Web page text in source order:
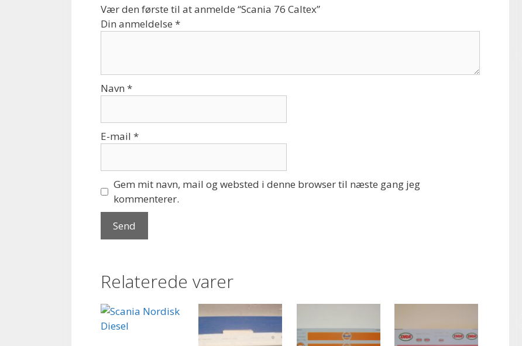
Vær den første til at anmelde “Scania 76 Caltex”
Din anmeldelse *
Navn *
E-mail *
Gem mit navn, mail og websted i denne browser til næste gang jeg
kommenterer.
Relaterede varer